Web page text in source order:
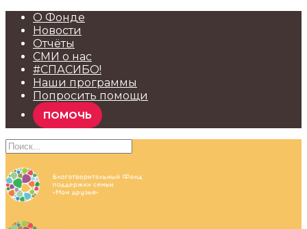
О Фонде
Новости
Отчёты
СМИ о нас
#СПАСИБО!
Наши программы
Попросить помощи
ПОМОЧЬ